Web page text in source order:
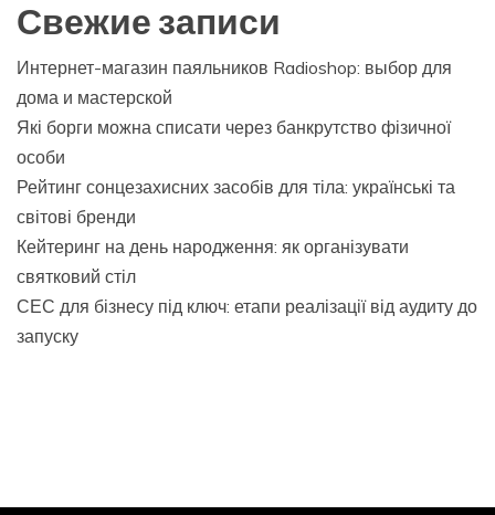
Свежие записи
Интернет-магазин паяльников Radioshop: выбор для
дома и мастерской
Які борги можна списати через банкрутство фізичної
особи
Рейтинг сонцезахисних засобів для тіла: українські та
світові бренди
Кейтеринг на день народження: як організувати
святковий стіл
СЕС для бізнесу під ключ: етапи реалізації від аудиту до
запуску